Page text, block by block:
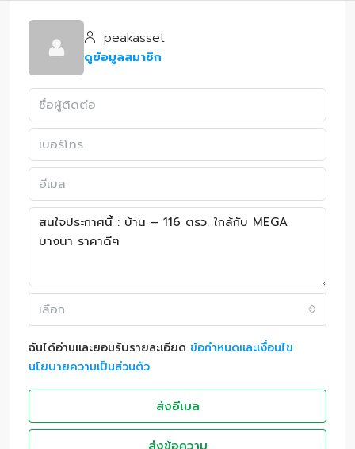
peakasset
ดูข้อมูลสมาชิก
เลือก
ฉันได้อ่านและยอมรับรายละเอียด ข้อกำหนดและเงื่อนไข
นโยบายความเป็นส่วนตัว
ส่งอีเมล